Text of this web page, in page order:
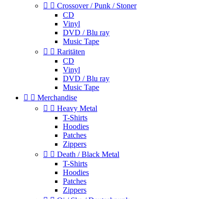
  Crossover / Punk / Stoner
CD
Vinyl
DVD / Blu ray
Music Tape
  Raritäten
CD
Vinyl
DVD / Blu ray
Music Tape
  Merchandise
  Heavy Metal
T-Shirts
Hoodies
Patches
Zippers
  Death / Black Metal
T-Shirts
Hoodies
Patches
Zippers